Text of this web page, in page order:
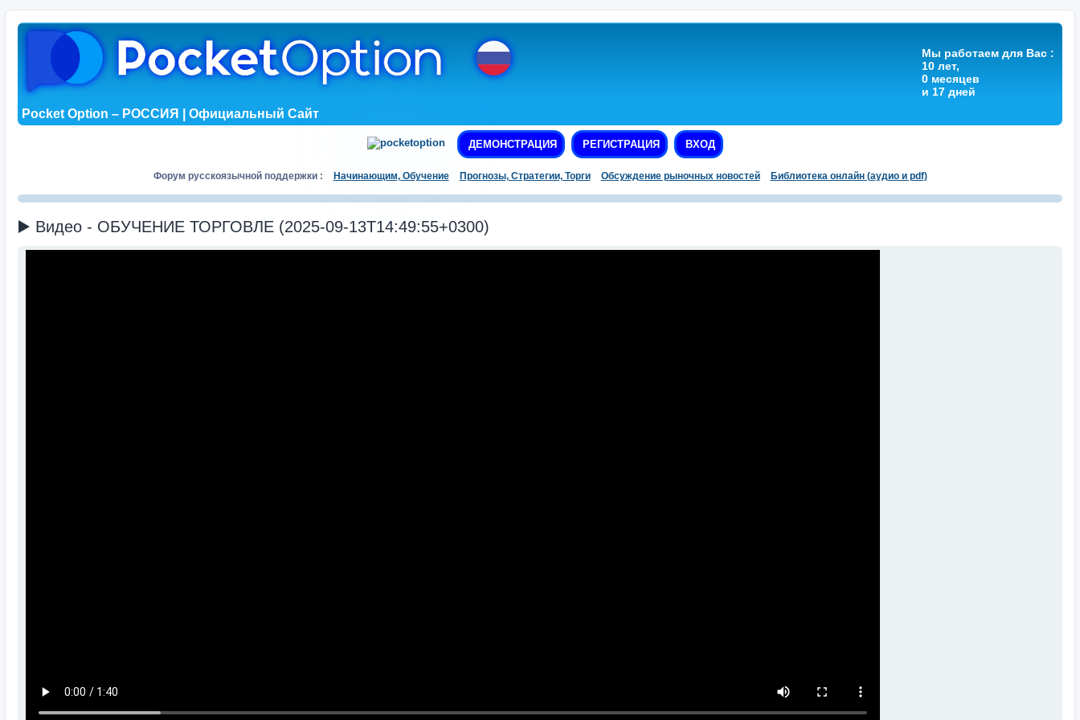
Pocket Option – РОССИЯ | Официальный Сайт
Мы работаем для Вас :
10 лет,
0 месяцев
и 17 дней
ДЕМОНСТРАЦИЯ РЕГИСТРАЦИЯ ВХОД
Форум русскоязычной поддержки : Начинающим, Обучение Прогнозы, Стратегии, Торги Обсуждение рыночных новостей Библиотека онлайн (аудио и pdf)
▶️ Видео - ОБУЧЕНИЕ ТОРГОВЛЕ (2025-09-13T14:49:55+0300)